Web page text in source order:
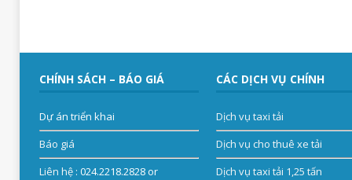
CHÍNH SÁCH – BÁO GIÁ
Dự án triển khai
Báo giá
Liên hệ: 024.2218.2828 or
CÁC DỊCH VỤ CHÍNH
Dịch vụ taxi tải
Dịch vụ cho thuê xe tải
Dịch vụ taxi tải 1,25 tấn